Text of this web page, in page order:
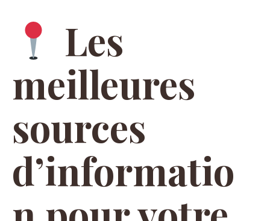
Les
meilleures
sources
d’informatio